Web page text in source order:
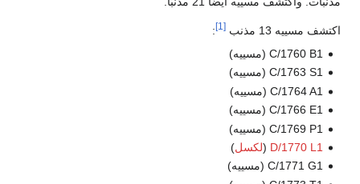
اكتشف مسييه 13 مذنب [1]
:
C/1760 B1 (مسييه)
C/1763 S1 (مسييه)
C/1764 A1 (مسييه)
C/1766 E1 (مسييه)
C/1769 P1 (مسييه)
D/1770 L1
(لكسل)
C/1771 G1 (مسييه)